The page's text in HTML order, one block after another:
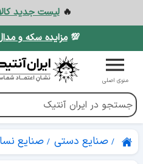
🔥لیست جدید کالاها:
💯مزایده سکه و مدال
منوی اصلی
صنایع دستی صنایع